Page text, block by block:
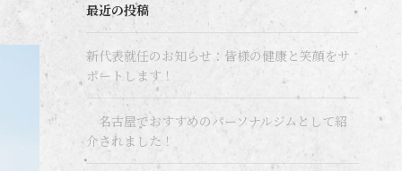
最近の投稿
新代表就任のお知らせ：皆様の健康と笑顔をサ
ポートします！
名古屋でおすすめのパーソナルジムとして紹
介されました！